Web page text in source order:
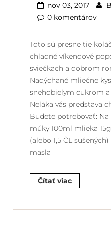
nov 03, 2017
0 komentárov
Toto sú presne tie
chladné víkendové
sviečkach a dobrom
Nadýchané mliečne
snehobielym cukrom a
Neláka vás predstava
Budete potrebovať:
múky 100ml mlieka
(alebo 1,5 ČL
masla
Čítať viac